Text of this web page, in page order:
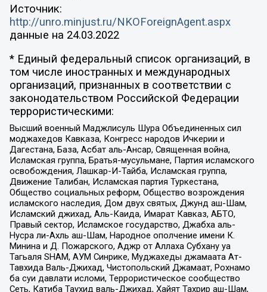
Источник:
http://unro.minjust.ru/NKOForeignAgent.aspx
данные на 24.03.2022
* Единый федеральный список организаций, в
том числе иностранных и международных
организаций, признанных в соответствии с
законодательством Российской Федерации
террористическими:
Высший военный Маджлисуль Шура Объединенных сил
моджахедов Кавказа, Конгресс народов Ичкерии и
Дагестана, База, Асбат аль-Ансар, Священная война,
Исламская группа, Братья-мусульмане, Партия исламского
освобождения, Лашкар-И-Тайба, Исламская группа,
Движение Талибан, Исламская партия Туркестана,
Общество социальных реформ, Общество возрождения
исламского наследия, Дом двух святых, Джунд аш-Шам,
Исламский джихад, Аль-Каида, Имарат Кавказ, АБТО,
Правый сектор, Исламское государство, Джабха аль-
Нусра ли-Ахль аш-Шам, Народное ополчение имени К.
Минина и Д. Пожарского, Аджр от Аллаха Субхану уа
Тагьаля SHAM, АУМ Синрике, Муджахеды джамаата Ат-
Тавхида Валь-Джихад, Чистопольский Джамаат, Рохнамо
ба суи давлати исломи, Террористическое сообщество
Сеть, Катиба Таухид валь-Джихад, Хайят Тахрир аш-Шам,